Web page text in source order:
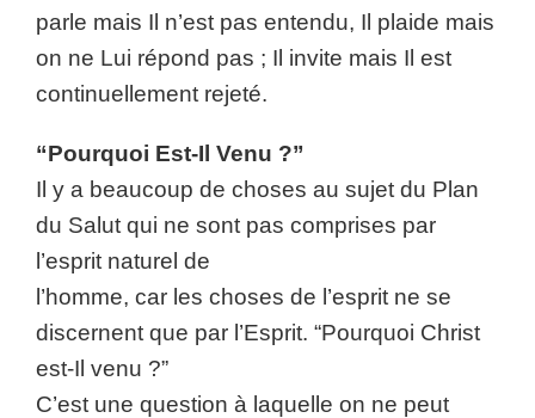
parle mais Il n’est pas entendu, Il plaide mais
on ne Lui répond pas ; Il invite mais Il est
continuellement rejeté.
“Pourquoi Est-Il Venu ?”
Il y a beaucoup de choses au sujet du Plan
du Salut qui ne sont pas comprises par
l’esprit naturel de
l’homme, car les choses de l’esprit ne se
discernent que par l’Esprit. “Pourquoi Christ
est-Il venu ?”
C’est une question à laquelle on ne peut